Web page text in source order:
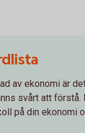
av ekonomi är
svårt att förstå.
på din ekonomi